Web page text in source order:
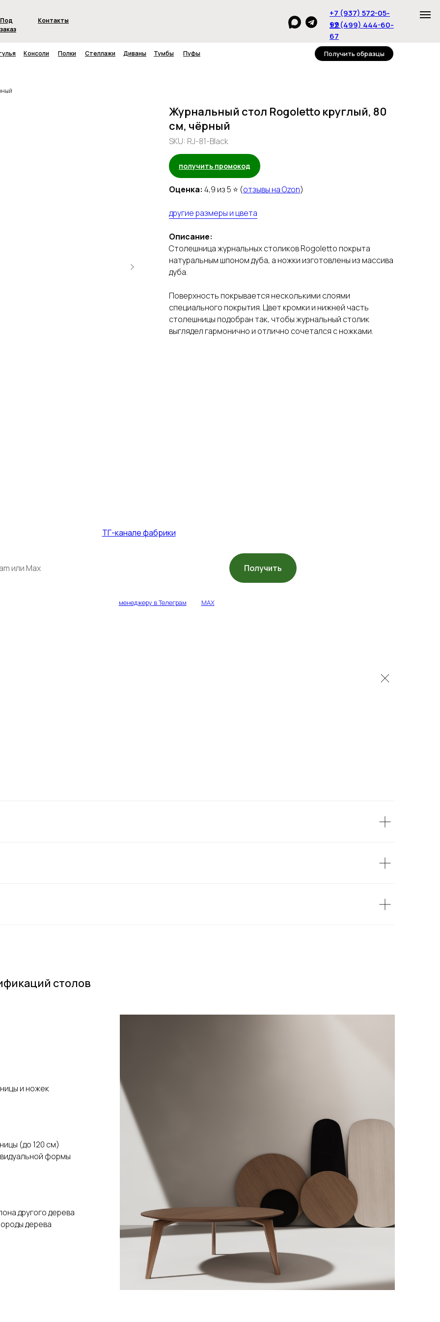
Под
заказ
Контакты
+7 (499) 444-60-
67
+7 (937) 572-05-
99
Консоли Полки Стеллажи Тумбы
Диваны Пуфы Получить образцы
Журнальный стол Rogoletto круглый, 80
см, чёрный
SKU: RJ-81-Black
получить промокод
Оценка: 4,9 из 5 ⭐ (отзывы на Ozon)
другие размеры и цвета
Описание:
Столешница журнальных столиков Rogoletto покрыта
натуральным шпоном дуба, а ножки изготовлены из массива
дуба.
Поверхность покрывается несколькими слоями
специального покрытия. Цвет кромки и нижней часть
столешницы подобран так, чтобы журнальный столик
выглядел гармонично и отлично сочетался с ножками.
ТГ-канале фабрики
Получить
менеджеру в Телеграм MAX
столов
и ножек
(до 120 см)
формы
другого дерева
дерева